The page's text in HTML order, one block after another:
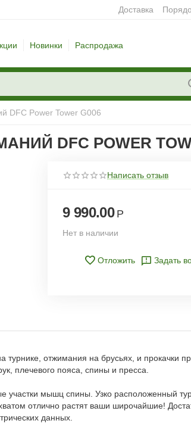
Доставка
Новинки Распродажа
DFC Power Tower G006
DFC POWER
Написать отзыв
9 990.00 Р
Нет в наличии
Отложить Задать
отжимания на брусьях, и прокачки
плечевого пояса, спины и пресса.
участки мышц спины. Узко расположенный
отлично растят ваши широчайшие!
данных.